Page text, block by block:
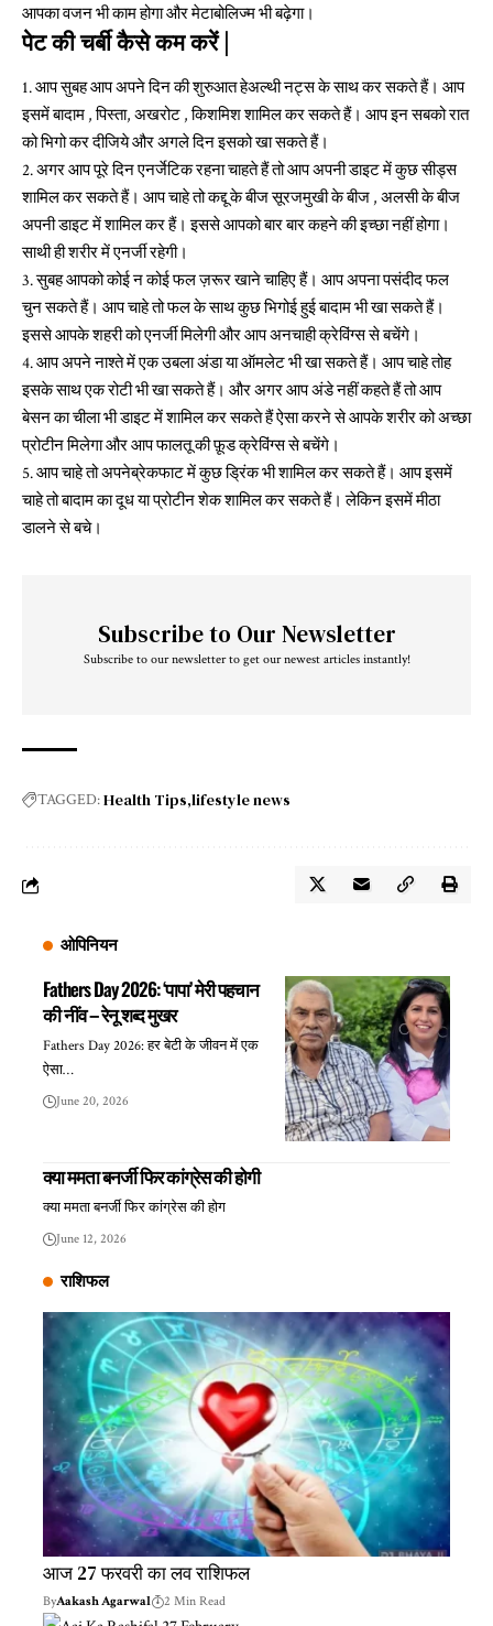
आपका वजन भी काम होगा और मेटाबोलिज्म भी बढ़ेगा।
पेट की चर्बी कैसे कम करें |
1. आप सुबह आप अपने दिन की शुरुआत हेअल्थी नट्स के साथ कर सकते हैं। आप
इसमें बादाम , पिस्ता, अखरोट , किशमिश शामिल कर सकते हैं। आप इन सबको रात
को भिगो कर दीजिये और अगले दिन इसको खा सकते हैं।
2. अगर आप पूरे दिन एनर्जेटिक रहना चाहते हैं तो आप अपनी डाइट में कुछ सीड्स
शामिल कर सकते हैं। आप चाहे तो कद्दू के बीज सूरजमुखी के बीज , अलसी के बीज
अपनी डाइट में शामिल कर हैं। इससे आपको बार बार कहने की इच्छा नहीं होगा।
साथी ही शरीर में एनर्जी रहेगी।
3. सुबह आपको कोई न कोई फल ज़रूर खाने चाहिए हैं। आप अपना पसंदीद फल
चुन सकते हैं। आप चाहे तो फल के साथ कुछ भिगोई हुई बादाम भी खा सकते हैं।
इससे आपके शहरी को एनर्जी मिलेगी और आप अनचाही क्रेविंग्स से बचेंगे।
4. आप अपने नाश्ते में एक उबला अंडा या ऑमलेट भी खा सकते हैं। आप चाहे तोह
इसके साथ एक रोटी भी खा सकते हैं। और अगर आप अंडे नहीं कहते हैं तो आप
बेसन का चीला भी डाइट में शामिल कर सकते हैं ऐसा करने से आपके शरीर को अच्छा
प्रोटीन मिलेगा और आप फालतू की फ़ूड क्रेविंग्स से बचेंगे।
5. आप चाहे तो अपनेब्रेकफाट में कुछ ड्रिंक भी शामिल कर सकते हैं। आप इसमें
चाहे तो बादाम का दूध या प्रोटीन शेक शामिल कर सकते हैं। लेकिन इसमें मीठा
डालने से बचे।
Subscribe to Our Newsletter
Subscribe to our newsletter to get our newest articles instantly!
TAGGED:Health Tips lifestyle news
ओपिनियन
Fathers Day 2026: ‘पापा’ मेरी पहचान
की नींव – रेनू शब्द मुखर
Fathers Day 2026: हर बेटी के जीवन में एक
ऐसा…
June 20, 2026
क्या ममता बनर्जी फिर कांग्रेस की होगी
क्या ममता बनर्जी फिर कांग्रेस की होग
June 12, 2026
राशिफल
आज 27 फरवरी का लव राशिफल
ByAakash Agarwal 2 Min Read